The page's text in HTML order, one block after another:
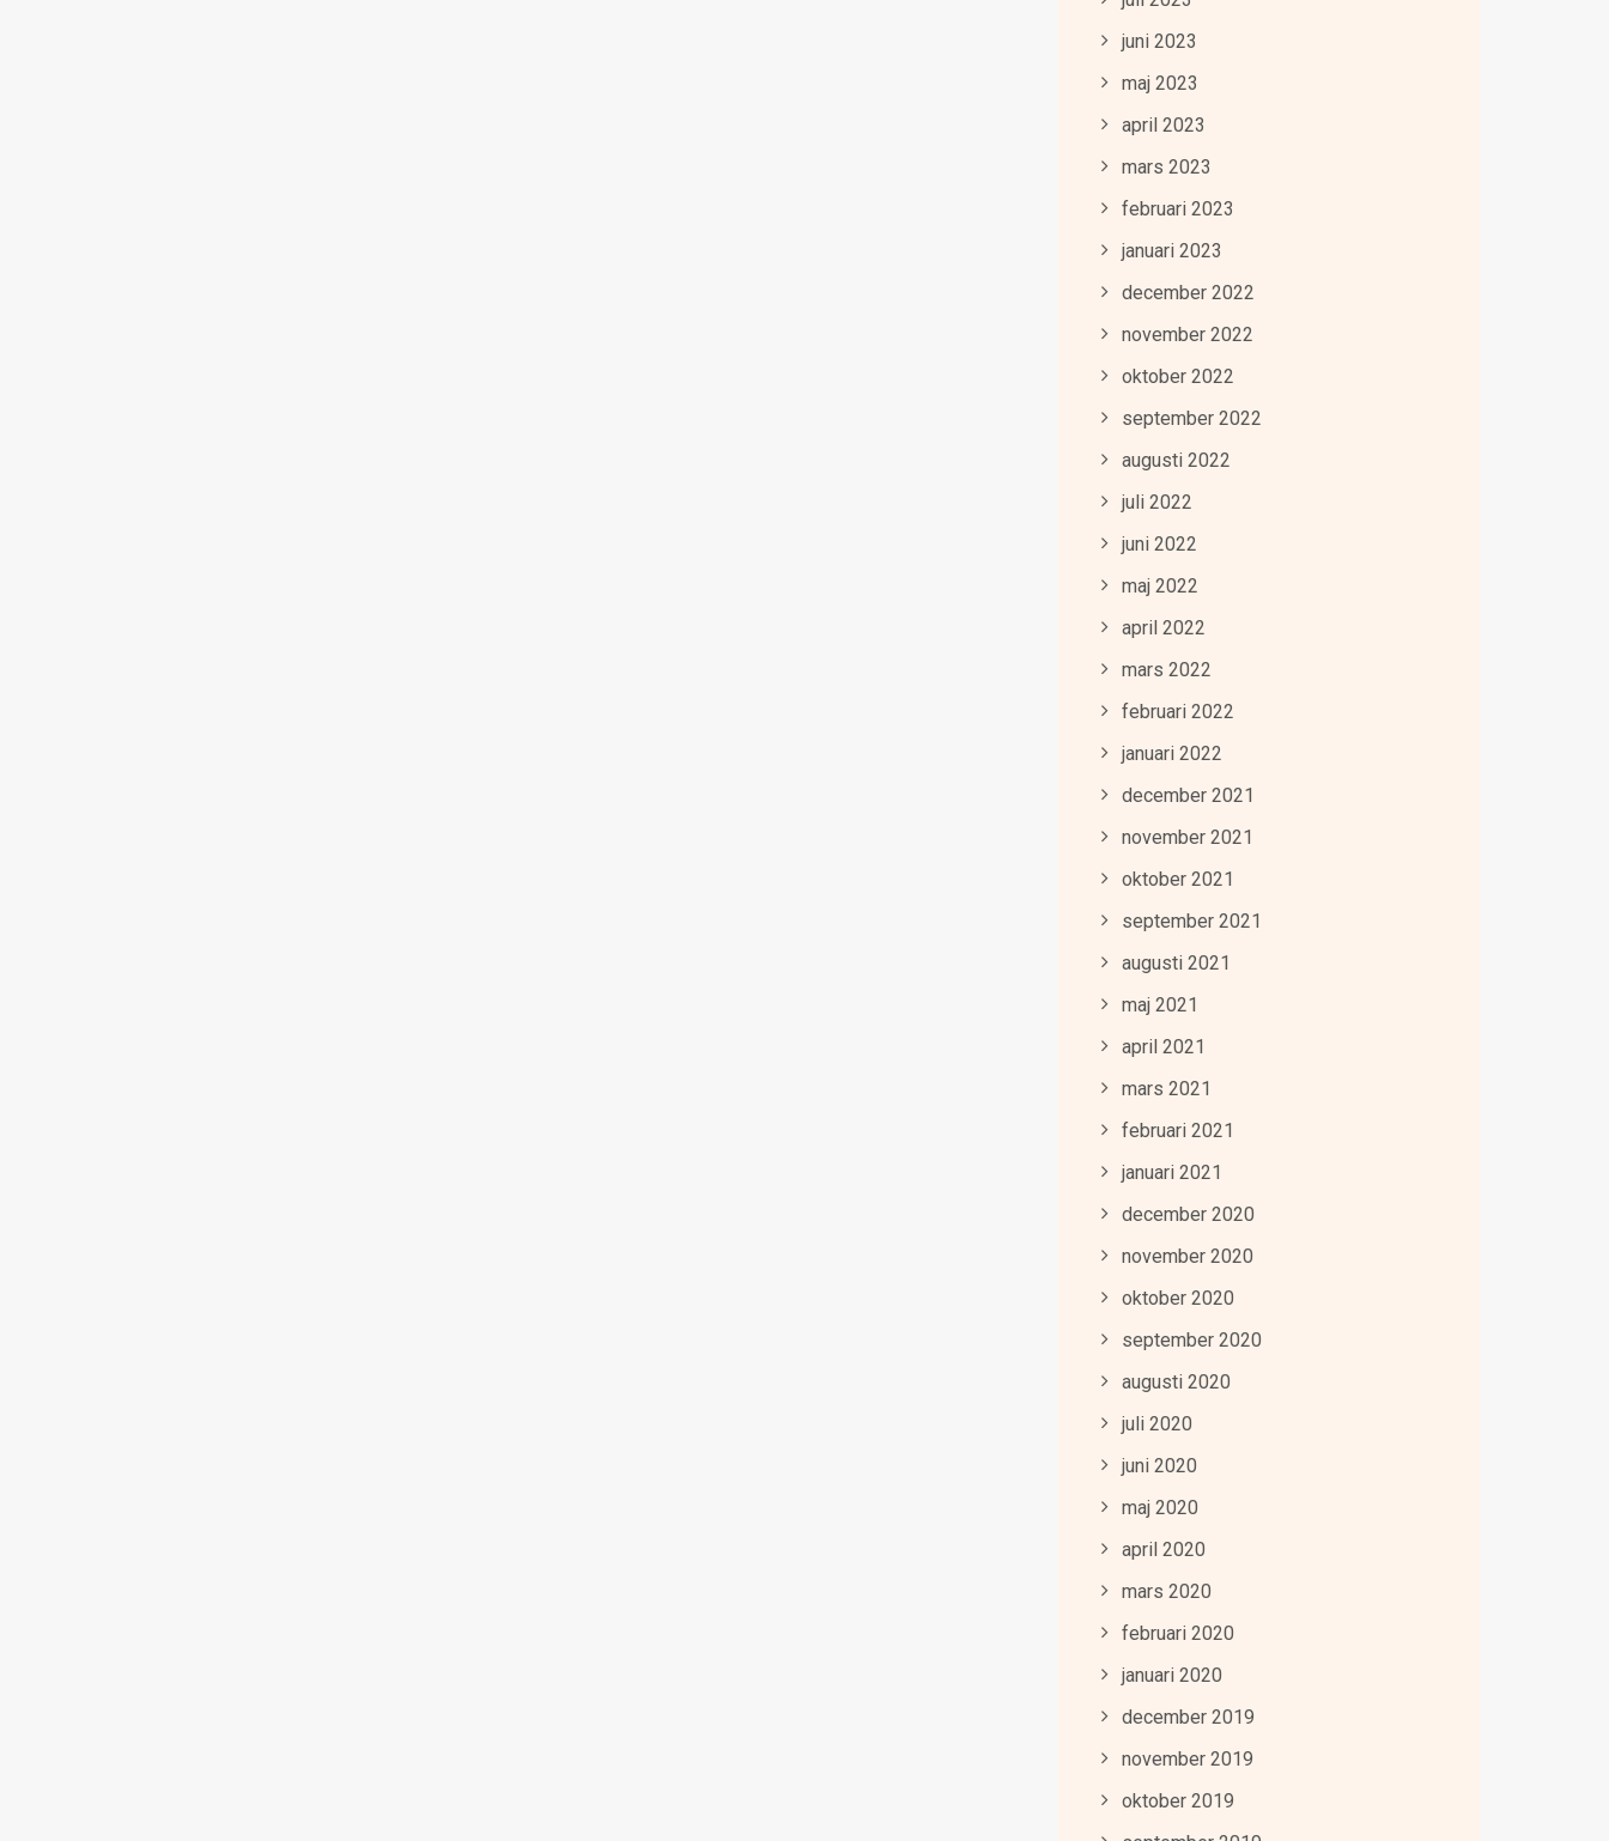
juni 2023
maj 2023
april 2023
mars 2023
februari 2023
januari 2023
december 2022
november 2022
oktober 2022
september 2022
augusti 2022
juli 2022
juni 2022
maj 2022
april 2022
mars 2022
februari 2022
januari 2022
december 2021
november 2021
oktober 2021
september 2021
augusti 2021
maj 2021
april 2021
mars 2021
februari 2021
januari 2021
december 2020
november 2020
oktober 2020
september 2020
augusti 2020
juli 2020
juni 2020
maj 2020
april 2020
mars 2020
februari 2020
januari 2020
december 2019
november 2019
oktober 2019